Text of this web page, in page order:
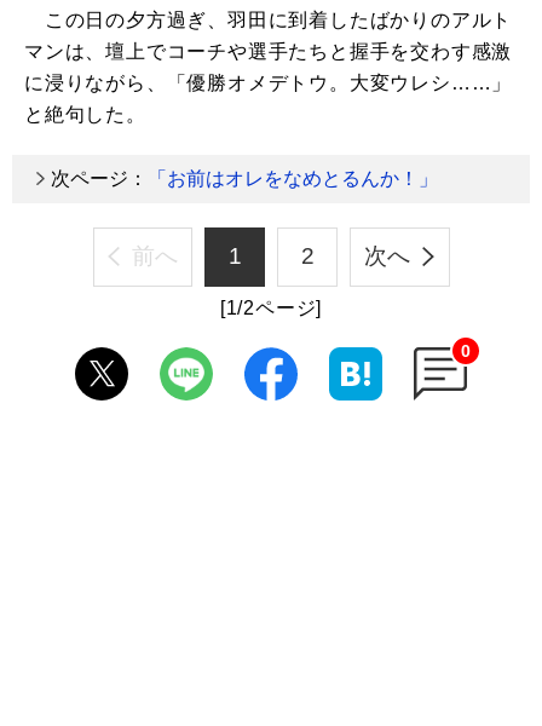
この日の夕方過ぎ、羽田に到着したばかりのアルト
マンは、壇上でコーチや選手たちと握手を交わす感激
に浸りながら、「優勝オメデトウ。大変ウレシ……」
と絶句した。
次ページ： 「お前はオレをなめとるんか！」
前へ 1 2 次へ
[1/2ページ]
0